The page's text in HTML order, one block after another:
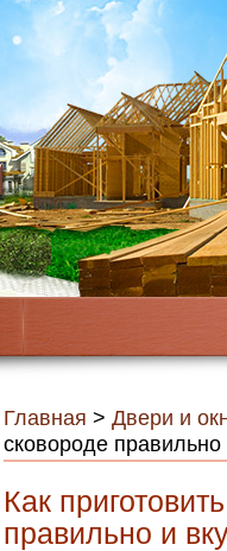
Главная > Двери и
сковороде правильно
Как
правильно и